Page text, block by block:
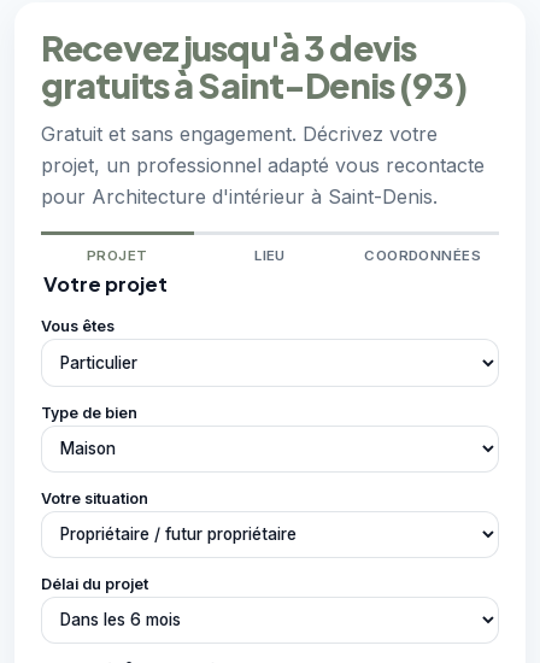
Recevez jusqu'à 3 devis
gratuits à Saint-Denis (93)
Gratuit et sans engagement. Décrivez votre
projet, un professionnel adapté vous recontacte
pour Architecture d'intérieur à Saint-Denis.
PROJET LIEU COORDONNÉES
Votre projet
Vous êtes
Type de bien
Votre situation
Délai du projet